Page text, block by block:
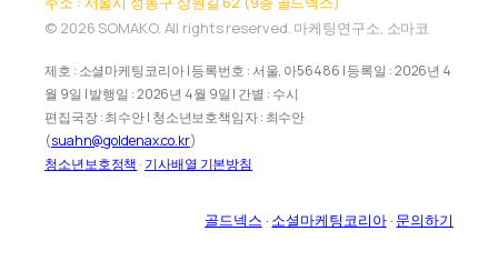
© 2026 SOMAKO. All rights reserved. 마케팅연구소, 소마코
제호 : 소셜마케팅코리아 | 등록번호 : 서울, 아56486 | 등록일 : 2026년 4
월 9일 | 발행일 : 2026년 4월 9일 | 간별 : 수시
편집국장 : 최수안 | 청소년보호책임자 : 최수안
(suahn@goldenax.co.kr)
청소년보호정책 · 기사배열 기본방침
골드넥스 · 소셜마케팅코리아· 문의하기